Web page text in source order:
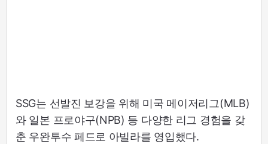
SSG는 선발진 보강을 위해 미국 메이저리그(MLB)
와 일본 프로야구(NPB) 등 다양한 리그 경험을 갖
춘 우완투수 페드로 아빌라를 영입했다.